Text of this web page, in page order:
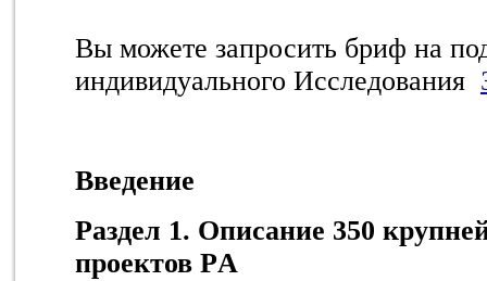
Вы можете запросить бриф на
индивидуального Исследования
Введение
Раздел 1. Описание 350
проектов РA